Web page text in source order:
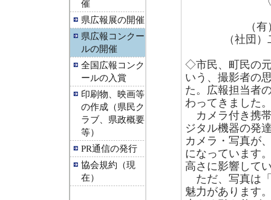
催
県広報展の開催
県広報コンクー
ルの開催
全国広報コンク
ールの入賞
印刷物、映画等
の作成（県民ク
ラブ、県政概要
等）
PR通信の発行
協会規約（現
在）
（
（社団
◇市民、町民の
いう、撮影者の
た。広報担当者
わってきました
カメラ付き携
ジタル機器の発
カメラ・写真が
になっています
高さに影響して
ただ、写真は
魅力があります